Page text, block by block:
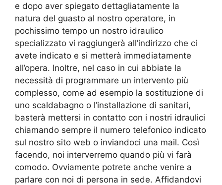
e dopo aver spiegato dettagliatamente la
natura del guasto al nostro operatore, in
pochissimo tempo un nostro idraulico
specializzato vi raggiungerà all’indirizzo che ci
avete indicato e si metterà immediatamente
all’opera. Inoltre, nel caso in cui abbiate la
necessità di programmare un intervento più
complesso, come ad esempio la sostituzione di
uno scaldabagno o l’installazione di sanitari,
basterà mettersi in contatto con i nostri idraulici
chiamando sempre il numero telefonico indicato
sul nostro sito web o inviandoci una mail. Così
facendo, noi interverremo quando più vi farà
comodo. Ovviamente potrete anche venire a
parlare con noi di persona in sede. Affidandovi